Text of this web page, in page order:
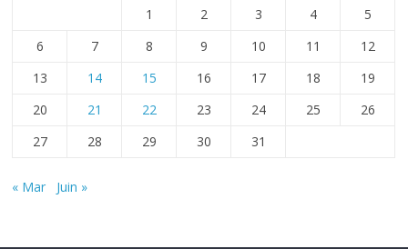
1
2 3 4
5
6
7 8 9 10 11
12
13
14 15 16 17 18
19
20
21 22 23 24 25
26
27
28 29 30 31
« Mar Juin »